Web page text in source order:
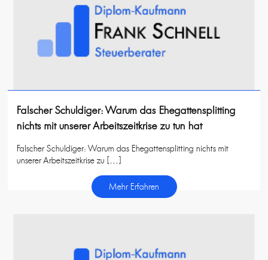
Falscher Schuldiger: Warum das Ehegattensplitting
nichts mit unserer Arbeitszeitkrise zu tun hat
Falscher Schuldiger: Warum das Ehegattensplitting nichts mit
unserer Arbeitszeitkrise zu […]
Mehr Erfahren